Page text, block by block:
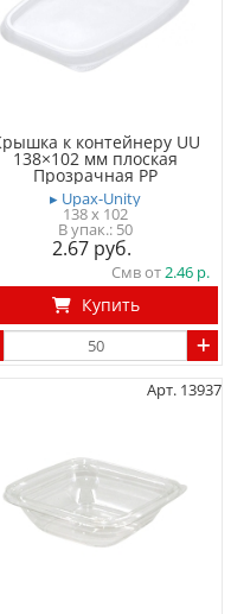
к контейнеру UU
138×102 мм плоская
Прозрачная PP
▸ Upax-Unity
138 x 102
50
2.67
Смв от2.46
Купить
Арт. 13937